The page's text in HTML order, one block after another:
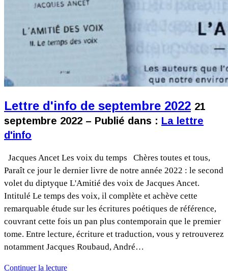
Lettre d'info de septembre 2022 21
septembre 2022 – Publié dans : La lettre
d'info
Jacques Ancet Les voix du temps Chères toutes et tous,
Paraît ce jour le dernier livre de notre année 2022 : le second
volet du diptyque L'Amitié des voix de Jacques Ancet.
Intitulé Le temps des voix, il complète et achève cette
remarquable étude sur les écritures poétiques de référence,
couvrant cette fois un pan plus contemporain que le premier
tome. Entre lecture, écriture et traduction, vous y retrouverez
notamment Jacques Roubaud, André…
Continuer la lecture